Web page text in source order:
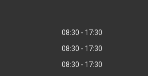
08:30
17:30
08:30
17:30
08:30
17:30